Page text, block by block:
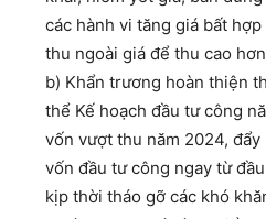
các hành vi tăng giá bất
thu ngoài giá để thu cao
b) Khẩn trương hoàn thiện
thể Kế hoạch đầu tư công
vốn vượt thu năm 2024,
vốn đầu tư công ngay từ
kịp thời tháo gỡ các khó